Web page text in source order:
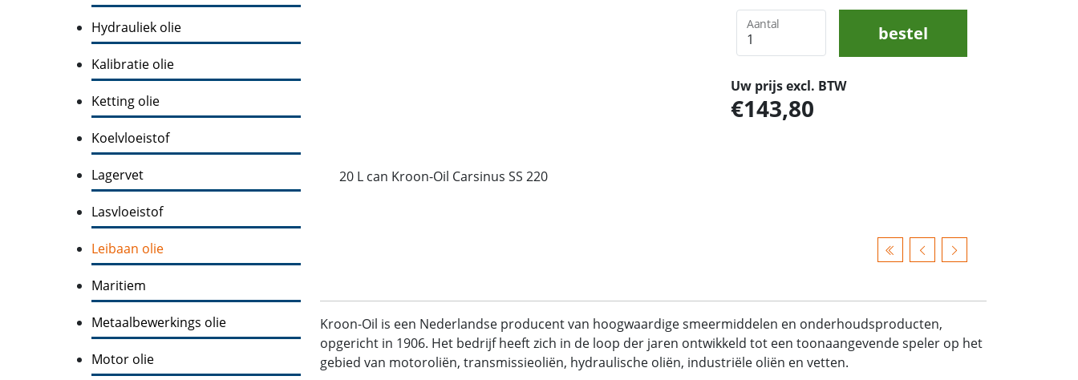
Hydrauliek olie
Kalibratie olie
Ketting olie
Koelvloeistof
Lagervet
Lasvloeistof
Leibaan olie
Maritiem
Metaalbewerkings olie
Motor olie
Aantal bestel
Uw prijs excl. BTW
143,80
20 L can Kroon-Oil Carsinus SS 220
Kroon-Oil is een Nederlandse producent van hoogwaardige smeermiddelen en onderhoudsproducten,
opgericht in 1906. Het bedrijf heeft zich in de loop der jaren ontwikkeld tot een toonaangevende speler op het
gebied van motoroliën, transmissieoliën, hydraulische oliën, industriële oliën en vetten.